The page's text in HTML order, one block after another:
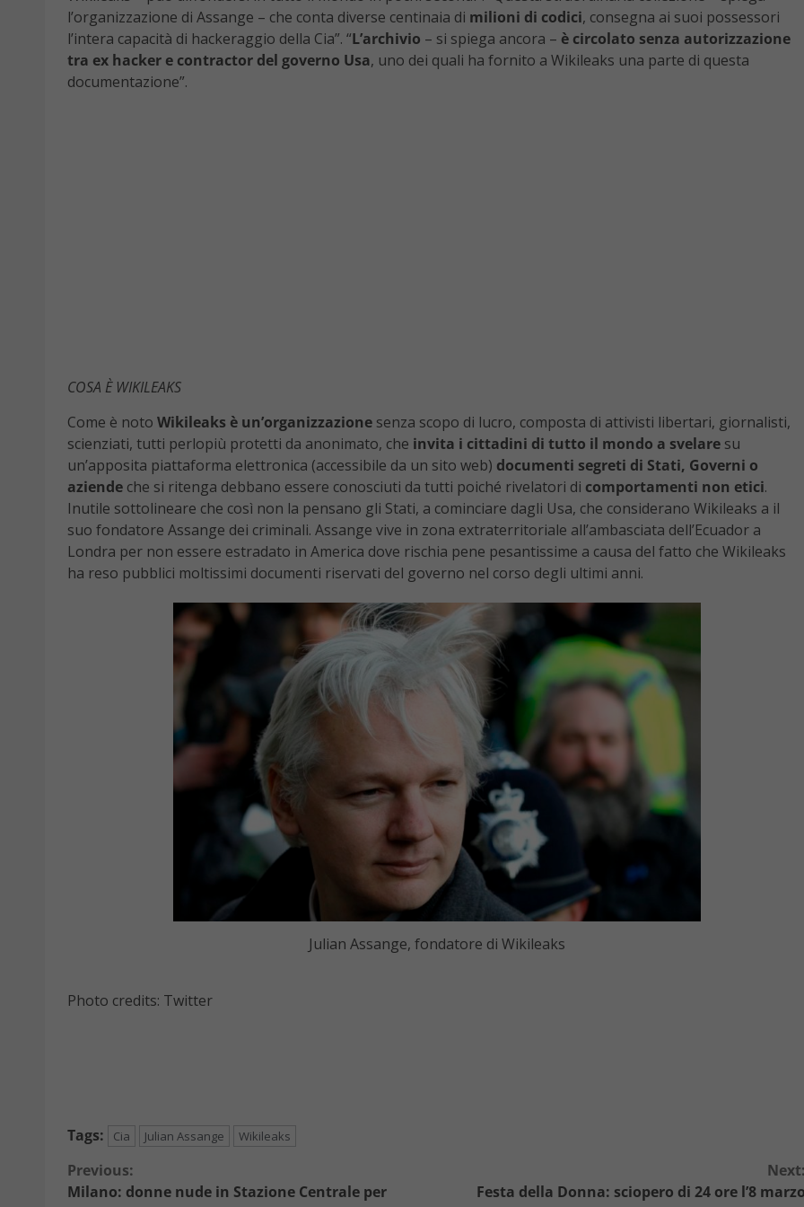
l’organizzazione di Assange – che conta diverse centinaia di milioni di codici, consegna ai suoi possessori
l’intera capacità di hackeraggio della Cia”. “L’archivio – si spiega ancora – è circolato senza autorizzazione
tra ex hacker e contractor del governo Usa, uno dei quali ha fornito a Wikileaks una parte di questa
documentazione”.
COSA È WIKILEAKS
Come è noto Wikileaks è un’organizzazione senza scopo di lucro, composta di attivisti libertari, giornalisti,
scienziati, tutti perlopiù protetti da anonimato, che invita i cittadini di tutto il mondo a svelare su
un’apposita piattaforma elettronica (accessibile da un sito web) documenti segreti di Stati, Governi o
aziende che si ritenga debbano essere conosciuti da tutti poiché rivelatori di comportamenti non etici.
Inutile sottolineare che così non la pensano gli Stati, a cominciare dagli Usa, che considerano Wikileaks a il
suo fondatore Assange dei criminali. Assange vive in zona extraterritoriale all’ambasciata dell’Ecuador a
Londra per non essere estradato in America dove rischia pene pesantissime a causa del fatto che Wikileaks
ha reso pubblici moltissimi documenti riservati del governo nel corso degli ultimi anni.
Julian Assange, fondatore di Wikileaks
Photo credits: Twitter
Tags: Cia Julian Assange Wikileaks
Continue
Previous:
Milano: donne nude in Stazione Centrale per
Festa della Donna: sciopero di 24 ore l’8